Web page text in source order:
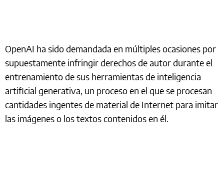
OpenAI ha sido demandada en múltiples ocasiones por
supuestamente infringir derechos de autor durante el
entrenamiento de sus herramientas de inteligencia
artificial generativa, un proceso en el que se procesan
cantidades ingentes de material de Internet para imitar
las imágenes o los textos contenidos en él.